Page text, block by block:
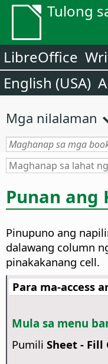
Tulong
LibreOffice
English (USA)
Mga nilalaman
Punan ang
Pinupuno ang
dalawang column
pinakakanang cell.
Para ma-access
Mula sa menu
Pumili Sheet - Fill